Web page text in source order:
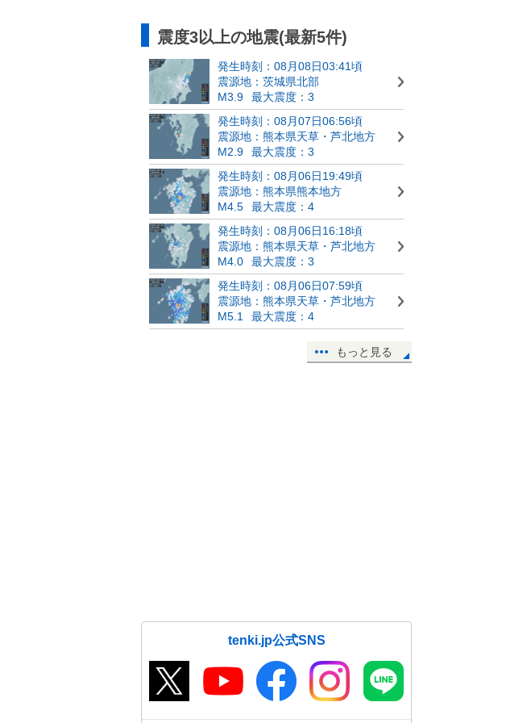
震度3以上の地震(最新5件)
発生時刻：08月08日03:41頃
震源地：茨城県北部
M3.9
最大震度：3
発生時刻：08月07日06:56頃
震源地：熊本県天草・芦北地方
M2.9
最大震度：3
発生時刻：08月06日19:49頃
震源地：熊本県熊本地方
M4.5
最大震度：4
発生時刻：08月06日16:18頃
震源地：熊本県天草・芦北地方
M4.0
最大震度：3
発生時刻：08月06日07:59頃
震源地：熊本県天草・芦北地方
M5.1
最大震度：4
もっと見る
tenki.jp公式SNS